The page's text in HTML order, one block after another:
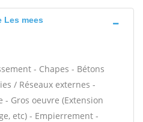
Les mees
- Chapes - Bétons
/ Réseaux externes -
- Gros oeuvre (Extension
etc) - Empierrement -